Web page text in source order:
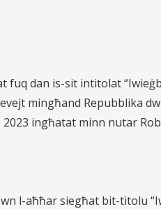
dan is-sit intitolat
mingħand Repubblika
ingħatat minn nutar
l-aħħar siegħat bit-titolu